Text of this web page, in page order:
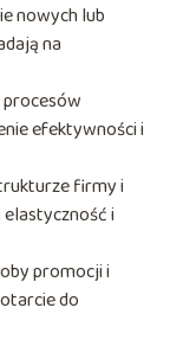
nowych lub
na
efektywności i
firmy i
i
promocji i
do